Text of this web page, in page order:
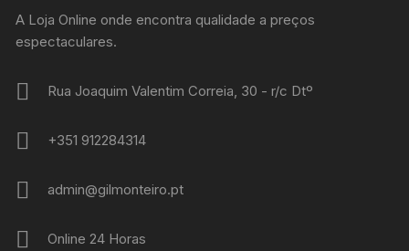
A Loja Online onde encontra qualidade a preços
espectaculares.
Rua Joaquim Valentim Correia, 30 - r/c Dtº
+351 912284314
admin@gilmonteiro.pt
Online 24 Horas